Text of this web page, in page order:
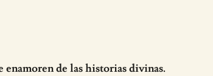
enamoren de las historias divinas.